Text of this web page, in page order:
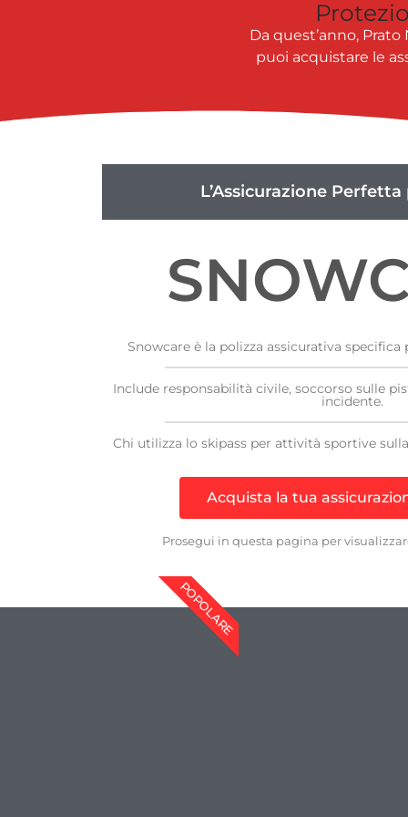
Da quest’anno,
puoi acquistare le
L’Assicurazione Perfetta
Snowcare è la polizza assicurativa
Include responsabilità civile, soccorso sulle
incidente.
Chi utilizza lo skipass per attività sportive
Acquista la tua
Prosegui in questa pagina per
POPOLARE